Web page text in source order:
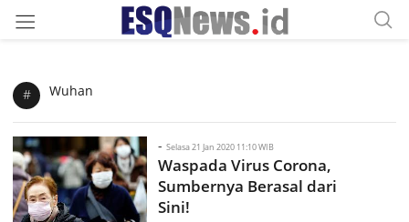
# Wuhan
- Selasa 21 Jan 2020 11:10 WIB
Waspada Virus Corona,
Sumbernya Berasal dari
Sini!